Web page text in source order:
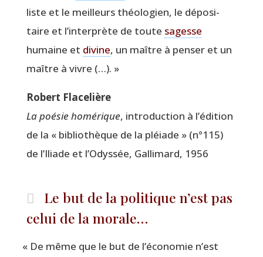
liste et le meilleurs théo­lo­gien, le dépo­si­
taire et l’interprète de toute sagesse
humaine et divine, un maître à pen­ser et un
maître à vivre (…). »
Robert Fla­ce­lière
La poé­sie homé­rique, intro­duc­tion à l’édition
de la « biblio­thèque de la pléiade » (n°115)
de l’Iliade et l’Odyssée, Gal­li­mard, 1956
Le but de la politique n’est pas
celui de la morale…
« De même que le but de l’économie n’est